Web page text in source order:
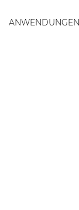
ANWENDUNGEN